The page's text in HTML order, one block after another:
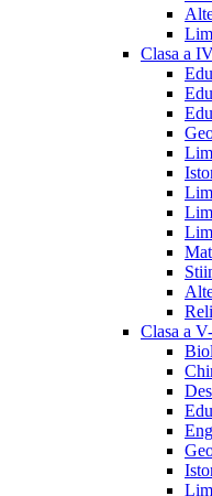
Clasa a
Clasa a